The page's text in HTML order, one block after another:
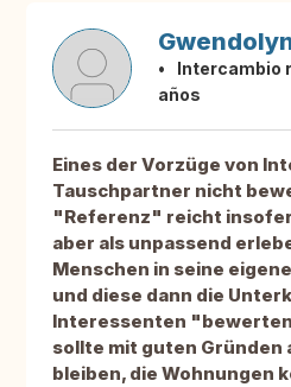
Intercambio
años
Eines der Vorzüge von
Tauschpartner nicht
"Referenz" reicht
aber als unpassend
Menschen in seine
und diese dann die
Interessenten
sollte mit guten Gründen
bleiben, die Wohnungen